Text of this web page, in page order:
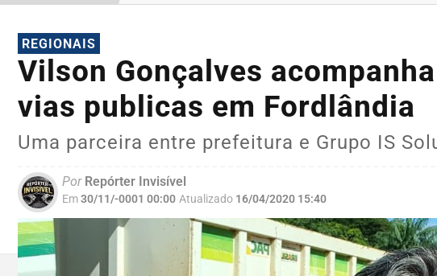
REGIONAIS
Vilson Gonçalves
vias publicas em Fordlândia
Uma parceira entre prefeitura e Grupo IS
PorRepórter Invisível
Em30/11/-0001 00:00 Atualizado 16/04/2020 15:40